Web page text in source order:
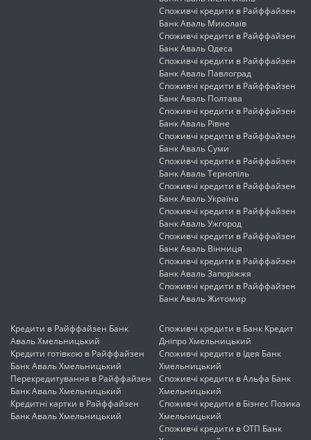
Споживчі кредити в Райффайзен
Банк Аваль Миколаїв
Споживчі кредити в Райффайзен
Банк Аваль Одеса
Споживчі кредити в Райффайзен
Банк Аваль Павлоград
Споживчі кредити в Райффайзен
Банк Аваль Полтава
Споживчі кредити в Райффайзен
Банк Аваль Рівне
Споживчі кредити в Райффайзен
Банк Аваль Суми
Споживчі кредити в Райффайзен
Банк Аваль Тернопіль
Споживчі кредити в Райффайзен
Банк Аваль Україна
Споживчі кредити в Райффайзен
Банк Аваль Ужгород
Споживчі кредити в Райффайзен
Банк Аваль Вінниця
Споживчі кредити в Райффайзен
Банк Аваль Запоріжжя
Споживчі кредити в Райффайзен
Банк Аваль Житомир
Кредити в Райффайзен Банк
Аваль Хмельницький
Кредити готівкою в Райффайзен
Банк Аваль Хмельницький
Перекредитування в Райффайзен
Банк Аваль Хмельницький
Кредитні картки в Райффайзен
Банк Аваль Хмельницький
Споживчі кредити в Банк Кредит
Дніпро Хмельницький
Споживчі кредити в Ідея Банк
Хмельницький
Споживчі кредити в Альфа Банк
Хмельницький
Споживчі кредити в Бізнес Позика
Хмельницький
Споживчі кредити в ОТП Банк